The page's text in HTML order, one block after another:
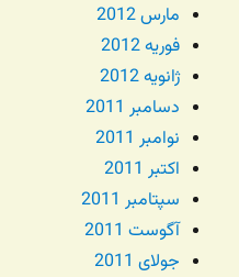
مارس 2012
فوریه 2012
ژانویه 2012
دسامبر 2011
نوامبر 2011
اکتبر 2011
سپتامبر 2011
آگوست 2011
جولای 2011